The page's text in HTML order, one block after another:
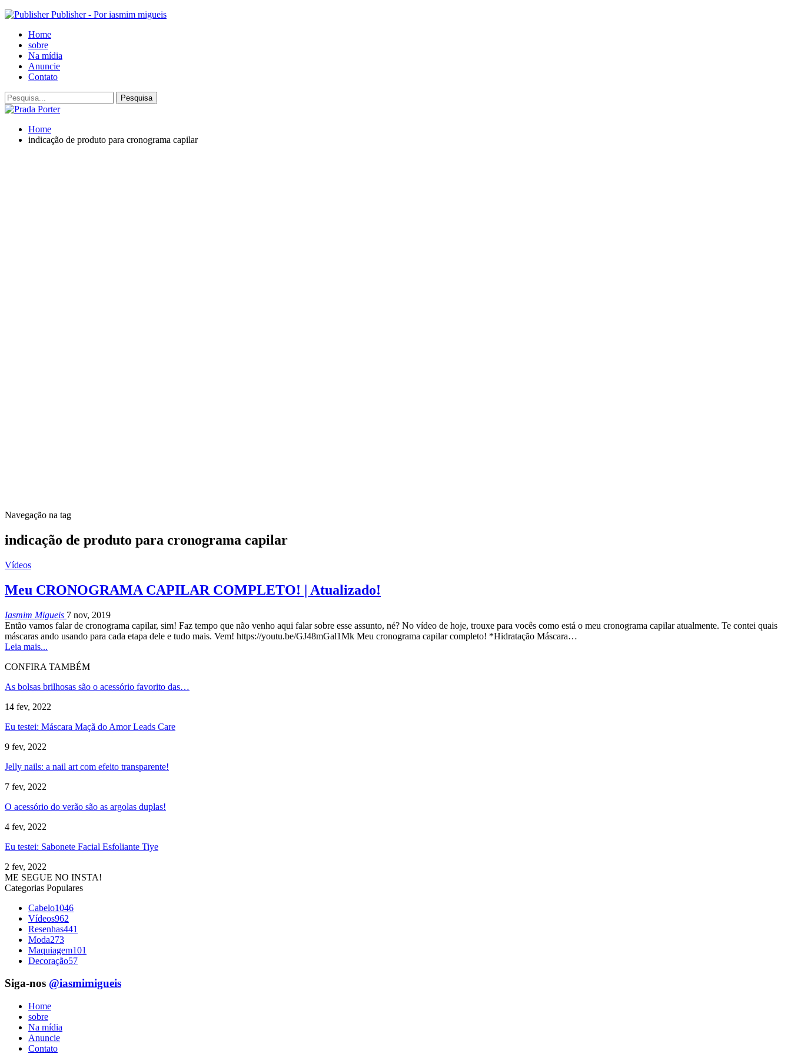
Publisher - Por iasmim migueis
Home
sobre
Na mídia
Anuncie
Contato
Home
indicação de produto para cronograma capilar
Navegação na tag
indicação de produto para cronograma capilar
Vídeos
Meu CRONOGRAMA CAPILAR COMPLETO! | Atualizado!
Iasmim Migueis 7 nov, 2019
Então vamos falar de cronograma capilar, sim! Faz tempo que não venho aqui falar sobre esse assunto, né? No vídeo de hoje, trouxe para vocês como está o meu cronograma capilar atualmente. Te contei quais
máscaras ando usando para cada etapa dele e tudo mais. Vem! https://youtu.be/GJ48mGal1Mk Meu cronograma capilar completo! *Hidratação Máscara…
Leia mais...
CONFIRA TAMBÉM
As bolsas brilhosas são o acessório favorito das…
14 fev, 2022
Eu testei: Máscara Maçã do Amor Leads Care
9 fev, 2022
Jelly nails: a nail art com efeito transparente!
7 fev, 2022
O acessório do verão são as argolas duplas!
4 fev, 2022
Eu testei: Sabonete Facial Esfoliante Tiye
2 fev, 2022
ME SEGUE NO INSTA!
Categorias Populares
Cabelo1046
Vídeos962
Resenhas441
Moda273
Maquiagem101
Decoração57
Siga-nos @iasmimigueis
Home
sobre
Na mídia
Anuncie
Contato